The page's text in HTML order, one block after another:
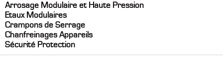
Arrosage Modulaire et Haute Pression
Etaux Modulaires
Crampons de Serrage
Chanfreinages Appareils
Sécurité Protection